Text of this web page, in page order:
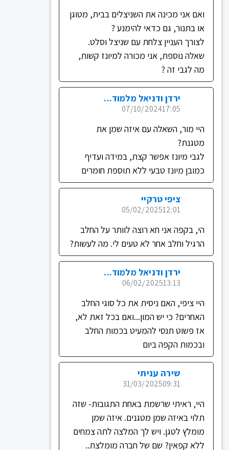
ואם אני מכינה את השניצלים בבית, מטוגן
או בתנור, גם כדאי להימנע ?
לצורך העניין צלחת עם שניצל וסלט.
שאלה נוספת, אני מכורה למיונז קשות,
מה לגבי זה ?
ירדן ודניאל מלמוד...
17:05
07/10/2024
היי מור, השאלה עם איזה שמן את
מטגנת?
לגבי מיונז אפשר קצת, במידה ועדיף
כמובן מיונז טבעי ללא תוספת חומרים
ציפי טרקיי
12:01
05/02/2025
הי, בקפה אני חא רוצה לוותר על החלב
הרגיל וחלב אחר לא טעים לי. מה לעשות?
ירדן ודניאל מלמוד...
13:13
06/02/2025
היי ציפי, האם ניסית את כל סוגי החלב
האחרים? כי יש המון...ואם בכל זאת לא,
אז פשוט תנסי להמעיט בכמות החלב
ובכמות הקפה ביום
שירה עניתי
09:31
31/03/2025
היי, ראיתי שרשמת באחת התגובות- שזה
תלוי באיזה שמן מטגנים. איזה שמן
מומלץ לטגן. ויש לך המלצה לתה צמחים
ללא קפאין? שם של חברה מומלצת..